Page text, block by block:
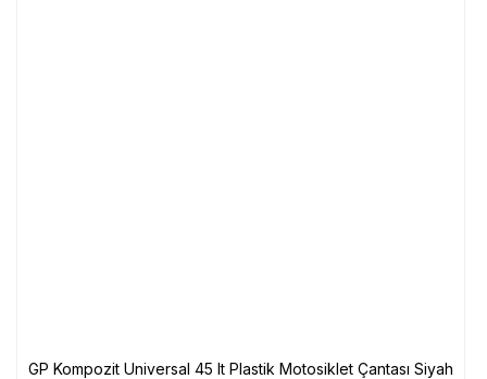
GP Kompozit Universal 45 lt Plastik Motosiklet Çantası Siyah